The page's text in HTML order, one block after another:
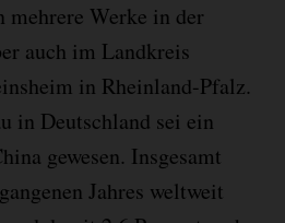
mehrere Werke in der
auch im Landkreis
in Rheinland-Pfalz.
in Deutschland sei ein
gewesen. Insgesamt
Jahres weltweit